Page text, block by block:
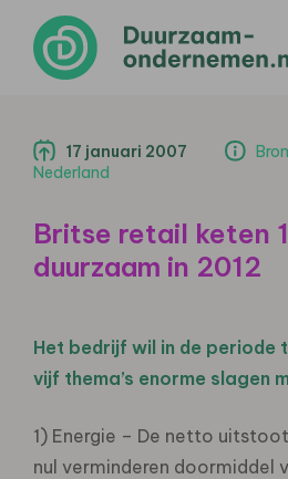
17 januari 2007
Nederland
Britse retail keten
duurzaam in 2012
Het bedrijf wil in de periode
vijf thema’s enorme slagen
1) Energie – De netto
nul verminderen doormiddel